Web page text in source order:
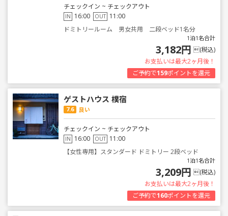
チェックイン ~ チェックアウト
IN 16:00 OUT 11:00
ドミトリールーム 男女共用 二段ベッド1名分
1泊1名合計
3,182円 (税込)
お支払いは最大2ヶ月後！
ご予約で159ポイントを還元
ゲストハウス 樸宿
7.6 良い
チェックイン ~ チェックアウト
IN 16:00 OUT 11:00
【女性専用】スタンダード ドミトリー 2段ベッド
1泊1名合計
3,209円 (税込)
お支払いは最大2ヶ月後！
ご予約で160ポイントを還元